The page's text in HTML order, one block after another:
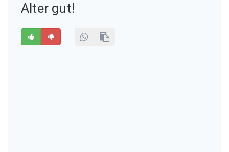
Alter gut!